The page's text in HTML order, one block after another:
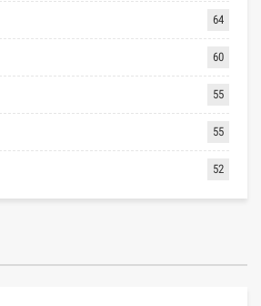
64
60
55
55
52